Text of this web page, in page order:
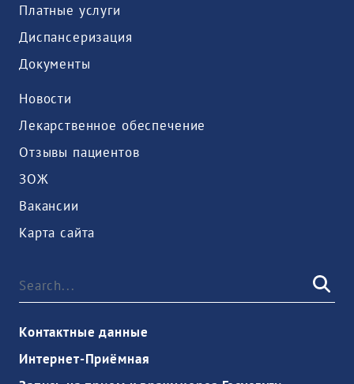
Платные услуги
Диспансеризация
Документы
Новости
Лекарственное обеспечение
Отзывы пациентов
ЗОЖ
Вакансии
Карта сайта
Контактные данные
Интернет-Приёмная